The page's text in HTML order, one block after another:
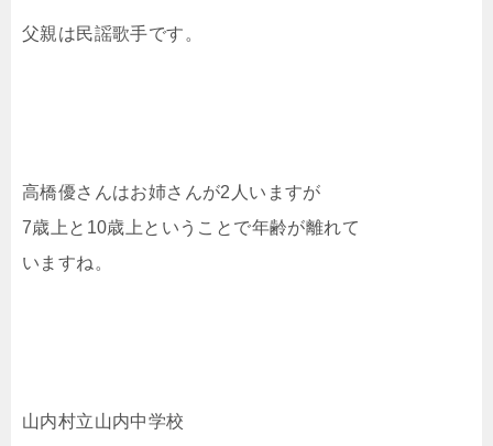
父親は民謡歌手です。
高橋優さんはお姉さんが2人いますが
7歳上と10歳上ということで年齢が離れて
いますね。
山内村立山内中学校